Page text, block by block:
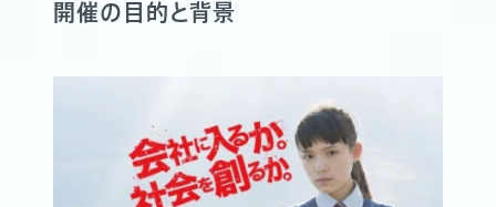
開催の目的と背景